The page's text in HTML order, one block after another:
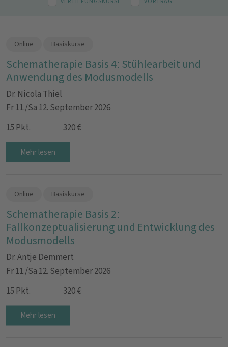
Online Basiskurse
Schematherapie Basis 4: Stühlearbeit und
Anwendung des Modusmodells
Dr. Nicola Thiel
Fr 11./Sa 12. September 2026
15 Pkt.
320 €
Mehr lesen
Online Basiskurse
Schematherapie Basis 2:
Fallkonzeptualisierung und Entwicklung des
Modusmodells
Dr. Antje Demmert
Fr 11./Sa 12. September 2026
15 Pkt.
320 €
Mehr lesen